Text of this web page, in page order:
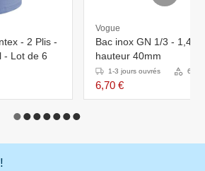
- 2 Plis -
- Lot de 6
Vogue
Bac inox GN 1/3 - 1,45L
hauteur 40mm
1-3 jours ouvrés 6
6,70 €